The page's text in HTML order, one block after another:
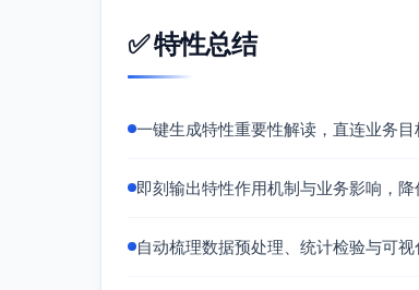
施加递减权重。
连续剂量因果：GPS、分位工具
注意处理曝光与转化窗口、跨设
分频次分层校准：按频次桶比较
✅ 特性总结
一键生成特性重要性解读，直连业务
即刻输出特性作用机制与业务影响，
自动梳理数据预处理、统计检验与可视